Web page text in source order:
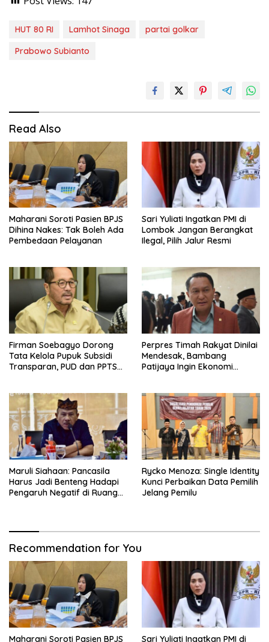
HUT 80 RI Lamhot Sinaga
partai golkar
Prabowo Subianto
Read Also
Maharani Soroti Pasien BPJS
Dihina Nakes: Tak Boleh Ada
Pembedaan Pelayanan
Sari Yuliati Ingatkan PMI di
Lombok Jangan Berangkat
Ilegal, Pilih Jalur Resmi
Firman Soebagyo Dorong
Tata Kelola Pupuk Subsidi
Transparan, PUD dan PPTS
Perpres Timah Rakyat Dinilai
Mendesak, Bambang
Patijaya Ingin Ekonomi
Maruli Siahaan: Pancasila
Harus Jadi Benteng Hadapi
Pengaruh Negatif di Ruang
Rycko Menoza: Single Identity
Kunci Perbaikan Data Pemilih
Jelang Pemilu
Recommendation for You
Maharani Soroti Pasien BPJS
Sari Yuliati Ingatkan PMI di